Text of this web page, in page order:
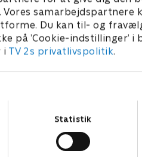
samarbejdspartnere
Du kan til- og
på ’Cookie-indstillinger’ i
i TV 2s privatlivspolitik.
Statistik